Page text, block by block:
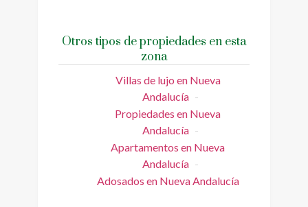
Otros tipos de propiedades en esta
zona
Villas de lujo en Nueva
Andalucía
Propiedades en Nueva
Andalucía
Apartamentos en Nueva
Andalucía
Adosados en Nueva Andalucía